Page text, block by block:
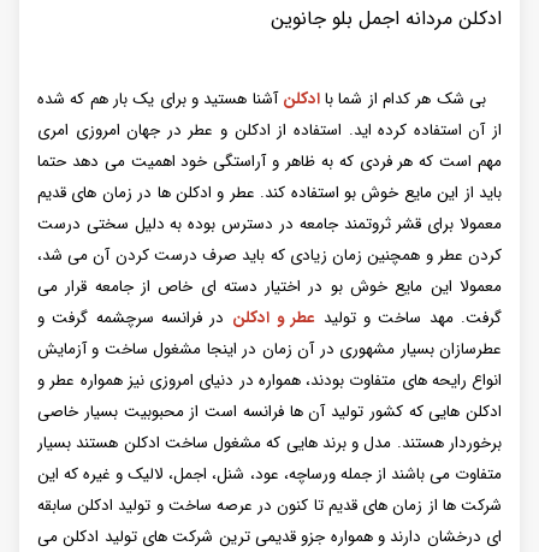
ادکلن مردانه اجمل بلو جانوین
بی شک هر کدام از شما باادکلنآشنا هستید و برای یک بار هم که شده
از آن استفاده کرده اید. استفاده از ادکلن و عطر در جهان امروزی امری
مهم است که هر فردی که به ظاهر و آراستگی خود اهمیت می دهد حتما
باید از این مایع خوش بو استفاده کند. عطر و ادکلن ها در زمان های قدیم
معمولا برای قشر ثروتمند جامعه در دسترس بوده به دلیل سختی درست
کردن عطر و همچنین زمان زیادی که باید صرف درست کردن آن می شد،
معمولا این مایع خوش بو در اختیار دسته ای خاص از جامعه قرار می
گرفت. مهد ساخت و تولید عطر و ادکلن در فرانسه سرچشمه گرفت و
عطرسازان بسیار مشهوری در آن زمان در اینجا مشغول ساخت و آزمایش
انواع رایحه های متفاوت بودند، همواره در دنیای امروزی نیز همواره عطر و
ادکلن هایی که کشور تولید آن ها فرانسه است از محبوبیت بسیار خاصی
برخوردار هستند. مدل و برند هایی که مشغول ساخت ادکلن هستند بسیار
متفاوت می باشند از جمله ورساچه، عود، شنل، اجمل، لالیک و غیره که این
شرکت ها از زمان های قدیم تا کنون در عرصه ساخت و تولید ادکلن سابقه
ای درخشان دارند و همواره جزو قدیمی ترین شرکت های تولید ادکلن می